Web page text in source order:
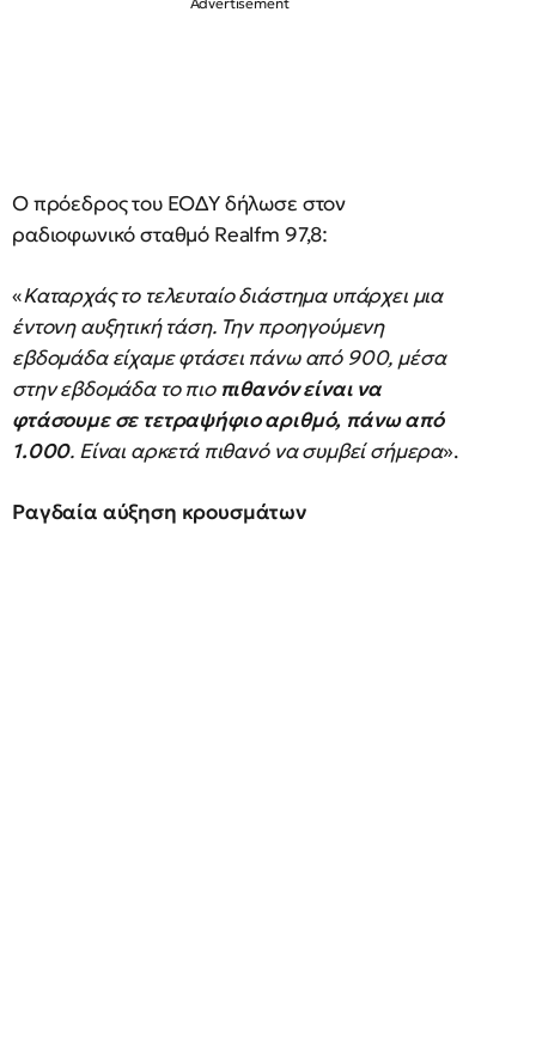
Ο πρόεδρος του ΕΟΔΥ δήλωσε στον
ραδιοφωνικό σταθμό Realfm 97,8:
«Καταρχάς το τελευταίο διάστημα υπάρχει μια
έντονη αυξητική τάση. Την προηγούμενη
εβδομάδα είχαμε φτάσει πάνω από 900, μέσα
στην εβδομάδα το πιο πιθανόν είναι να
φτάσουμε σε τετραψήφιο αριθμό, πάνω από
1.000. Είναι αρκετά πιθανό να συμβεί σήμερα».
Ραγδαία αύξηση κρουσμάτων